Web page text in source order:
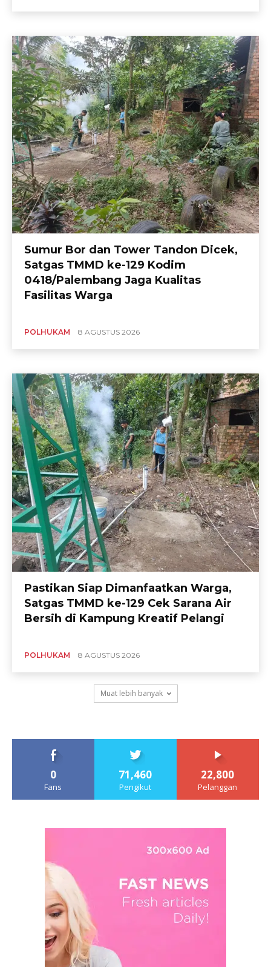
Sumur Bor dan Tower Tandon Dicek,
Satgas TMMD ke-129 Kodim
0418/Palembang Jaga Kualitas
Fasilitas Warga
POLHUKAM 8 AGUSTUS 2026
Pastikan Siap Dimanfaatkan Warga,
Satgas TMMD ke-129 Cek Sarana Air
Bersih di Kampung Kreatif Pelangi
POLHUKAM 8 AGUSTUS 2026
Muat lebih banyak
0
Fans
71,460
Pengikut
22,800
Pelanggan